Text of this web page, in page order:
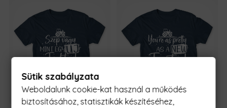
Sütik szabályzata
Weboldalunk cookie-kat használ a működés
biztosításához, statisztikák készítéséhez,